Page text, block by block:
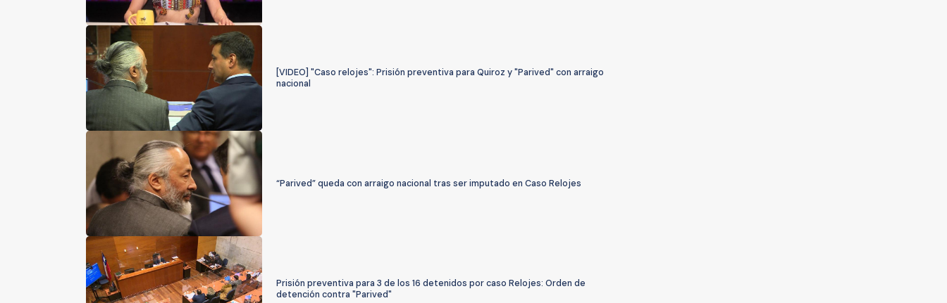
[VIDEO] "Caso relojes": Prisión preventiva para Quiroz y "Parived" con arraigo
nacional
“Parived” queda con arraigo nacional tras ser imputado en Caso Relojes
Prisión preventiva para 3 de los 16 detenidos por caso Relojes: Orden de
detención contra "Parived"